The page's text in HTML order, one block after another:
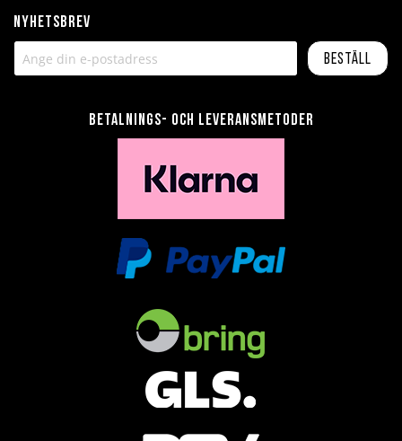
Nyhetsbrev
Beställ
Betalnings- och leveransmetoder